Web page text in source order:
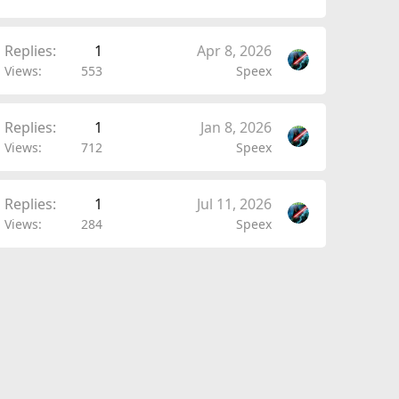
Replies 1
Views 553
Apr 8, 2026
Speex
Replies 1
Views 712
Jan 8, 2026
Speex
Replies 1
Views 284
Jul 11, 2026
Speex